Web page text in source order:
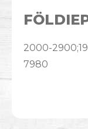
2000-
7980